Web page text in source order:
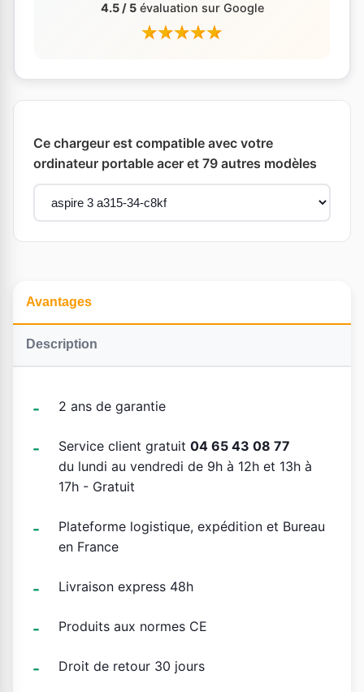
4.5 / 5évaluation sur Google
Ce chargeur est compatible avec votre
ordinateur portable acer et 79 autres modèles
Avantages
Description
2 ans de garantie
Service client gratuit 04 65 43 08 77
du lundi au vendredi de 9h à 12h et 13h à
17h - Gratuit
Plateforme logistique, expédition et Bureau
en France
Livraison express 48h
Produits aux normes CE
Droit de retour 30 jours